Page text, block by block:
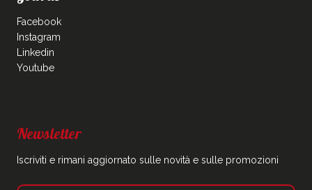
Facebook
Instagram
Linkedin
Youtube
Newsletter
Iscriviti e rimani aggiornato sulle novità e sulle promozioni